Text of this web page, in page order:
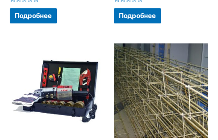
Оценка
5
Подробнее
Оценка
5
Подробнее